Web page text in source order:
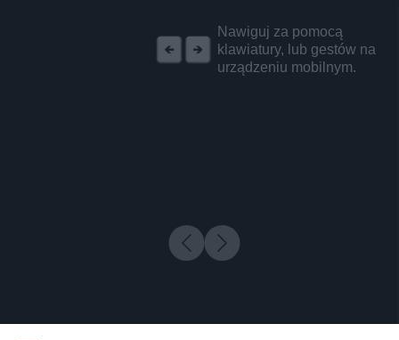
Nawiguj za pomocą
klawiatury, lub gestów na
urządzeniu mobilnym.